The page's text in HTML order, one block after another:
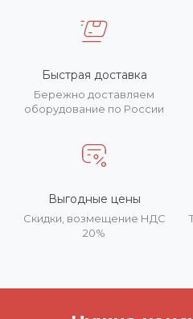
Быстрая доставка
Бережно доставляем
оборудование по России
Выгодные цены
Скидки, возмещение НДС
20%